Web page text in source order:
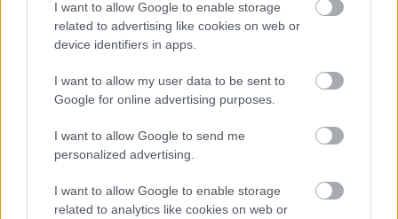
I want to allow Google to enable storage
related to advertising like cookies on web or
device identifiers in apps.
I want to allow my user data to be sent to
Google for online advertising purposes.
I want to allow Google to send me
personalized advertising.
I want to allow Google to enable storage
related to analytics like cookies on web or
Film Gyász Rendező Magyar film